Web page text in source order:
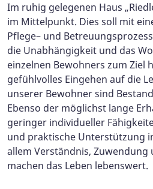
Im ruhig gelegenen Haus
im Mittelpunkt. Dies soll mit
Pflege– und
die Unabhängigkeit und das
einzelnen Bewohners zum Ziel
gefühlvolles Eingehen auf die
unserer Bewohner sind
Ebenso der möglichst lange
geringer individueller
und praktische Unterstützung
allem Verständnis, Zuwendung
machen das Leben lebenswert.